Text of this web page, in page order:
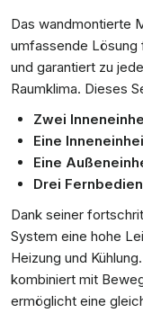
Das wandmontierte
umfassende Lösung
und garantiert zu
Raumklima. Dieses
Zwei
Eine
Eine
Drei
Dank seiner
System eine hohe
Heizung und
kombiniert mit
ermöglicht eine